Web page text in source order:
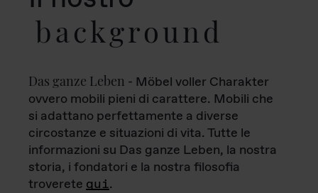
background
Das ganze Leben - Möbel voller Charakter
ovvero mobili pieni di carattere. Mobili che
si adattano perfettamente a diverse
circostanze e situazioni di vita. Tutte le
informazioni su Das ganze Leben, la nostra
storia, i fondatori e la nostra filosofia
troverete qui.